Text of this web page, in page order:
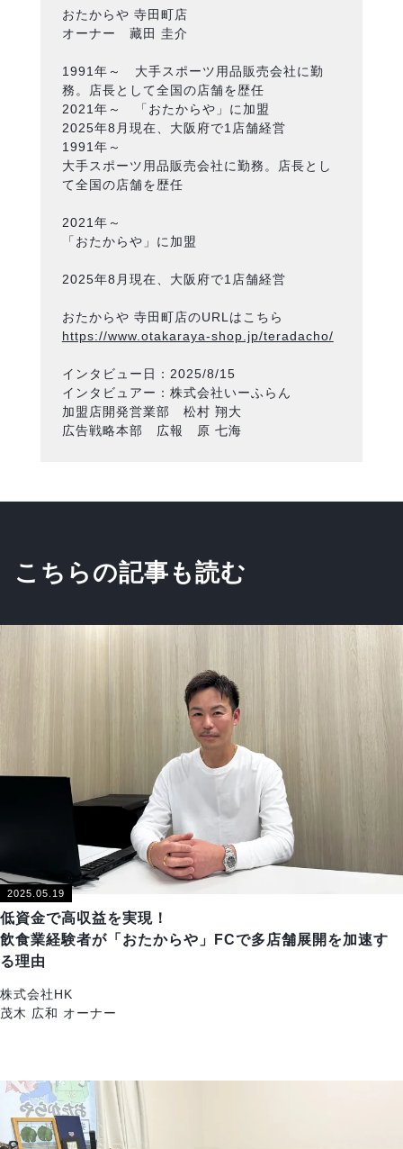
おたからや 寺田町店
オーナー 藏田 圭介
1991年～ 大手スポーツ用品販売会社に勤
務。店長として全国の店舗を歴任
2021年～ 「おたからや」に加盟
2025年8月現在、大阪府で1店舗経営
1991年～
大手スポーツ用品販売会社に勤務。店長とし
て全国の店舗を歴任
2021年～
「おたからや」に加盟
2025年8月現在、大阪府で1店舗経営
おたからや 寺田町店のURLはこちら
https://www.otakaraya-shop.jp/teradacho/
インタビュー日：2025/8/15
インタビュアー：株式会社いーふらん
加盟店開発営業部 松村 翔大
広告戦略本部 広報 原 七海
こちらの記事も読む
2025.05.19
低資金で高収益を実現！
飲食業経験者が「おたからや」FCで多店舗展開を加速す
る理由
株式会社HK
茂木 広和 オーナー